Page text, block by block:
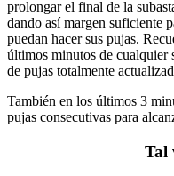
prolongar el final de la
dando así margen suficiente
puedan hacer sus pujas.
últimos minutos de cualquier
de pujas totalmente
También en los últimos 3
pujas consecutivas para
Tal